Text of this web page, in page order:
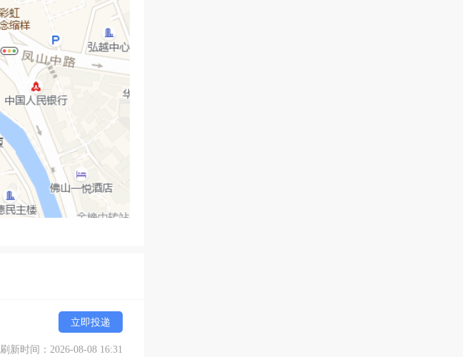
立即投递
刷新时间：2026-08-08 16:31